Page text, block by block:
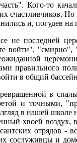
Кого-то
счастливчиков.
и, погудев
не последней
войти",
правильного
в общий
в
и точными,
в нашей
хвоей
отрядов -
сослуживцы и